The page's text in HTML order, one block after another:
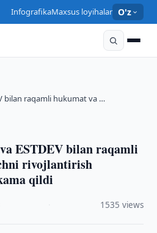
InfografikaMaxsus loyihalar O'z
bilan raqamli hukumat va …
ESTDEV bilan raqamli
rivojlantirish
qildi
1535 views